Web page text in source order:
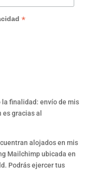
*
la finalidad: envío de mis
gracias al
alojados en mis
Mailchimp ubicada en
Podrás ejercer tus